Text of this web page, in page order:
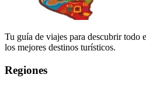
Tu guía de viajes para descubrir todo
los mejores destinos turísticos.
Regiones